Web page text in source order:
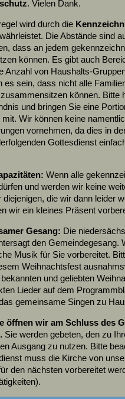
. Vielen Dank.
wird durch die
Die Abstände sind
dass an jedem
können. Es gibt auch
Anzahl von Haushalts-
es sein, dass nicht alle
können. Bitte
und bringen Sie eine
Wir können keine
vornehmen, da dies in
Gottesdienst
Wenn alle
und werden wir keine
diejenigen, die wir dann leider
wir ein kleines Präsent
Gesang: Die
den Gemeindegesang.
Musik für Sie vorbereitet.
Weihnachtsfest
und geliebten
Lieder auf dem
gemeinsame Singen zu
öffnen wir am Schluss des
Sie werden gebeten, den zu
Ausgang zu nutzen. Bitte
muss die Kirche von
den nächsten vorbereitet